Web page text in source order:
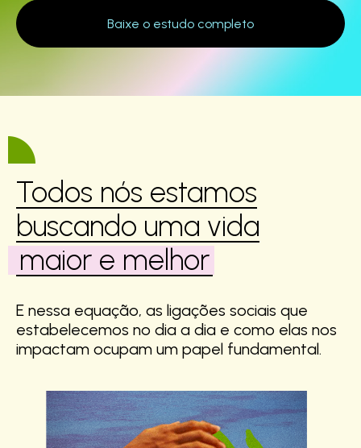
Todos nós estamos
buscando uma vida
maior e melhor
E nessa equação, as ligações sociais que
estabelecemos no dia a dia e como elas nos
impactam ocupam um papel fundamental.